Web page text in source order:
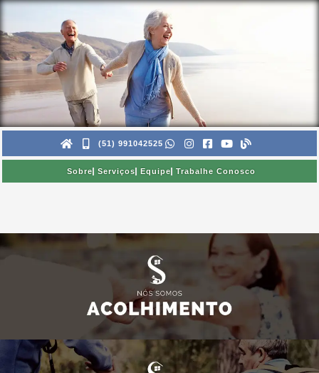
Ir
o
conteúdo
(51) 991042525
Sobre Serviços Equipe Trabalhe Conosco